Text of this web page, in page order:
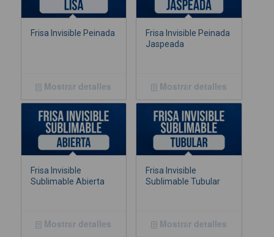
Frisa Invisible Peinada
Mostrar detalles
Frisa Invisible Peinada
Jaspeada
Mostrar detalles
Frisa Invisible
Sublimable Abierta
Mostrar detalles
Frisa Invisible
Sublimable Tubular
Mostrar detalles